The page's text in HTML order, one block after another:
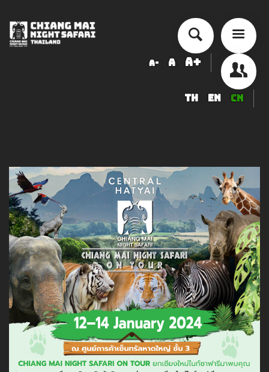
A- A A+
TH EN CN
安排活动
精品度假酒店
食品与饮品
纪念品店
服務項目
清邁夜間野生動物園的動物信息
采购
职位招聘新闻
聯絡我們
LOGIN